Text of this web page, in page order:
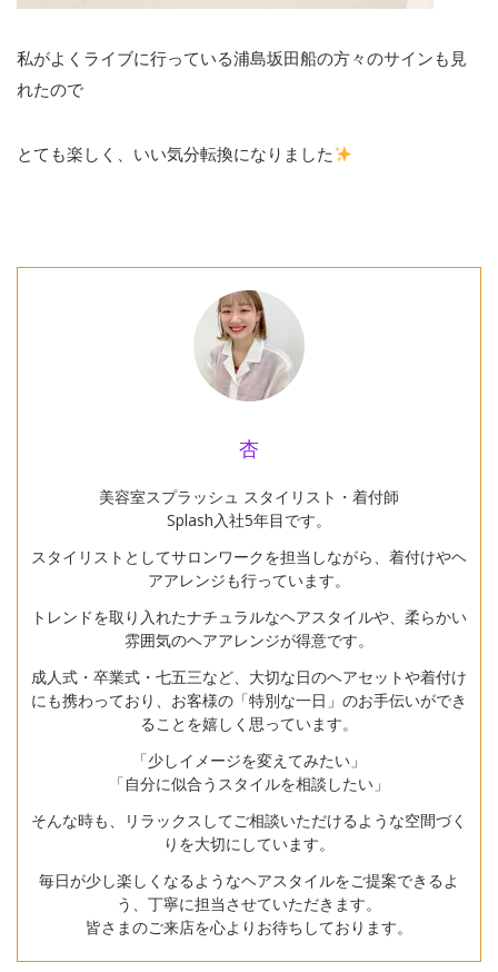
私がよくライブに行っている浦島坂田船の方々のサインも見
れたので
とても楽しく、いい気分転換になりました
杏
美容室スプラッシュ スタイリスト・着付師
Splash入社5年目です。
スタイリストとしてサロンワークを担当しながら、着付けやヘ
アアレンジも行っています。
トレンドを取り入れたナチュラルなヘアスタイルや、柔らかい
雰囲気のヘアアレンジが得意です。
成人式・卒業式・七五三など、大切な日のヘアセットや着付け
にも携わっており、お客様の「特別な一日」のお手伝いができ
ることを嬉しく思っています。
「少しイメージを変えてみたい」
「自分に似合うスタイルを相談したい」
そんな時も、リラックスしてご相談いただけるような空間づく
りを大切にしています。
毎日が少し楽しくなるようなヘアスタイルをご提案できるよ
う、丁寧に担当させていただきます。
皆さまのご来店を心よりお待ちしております。